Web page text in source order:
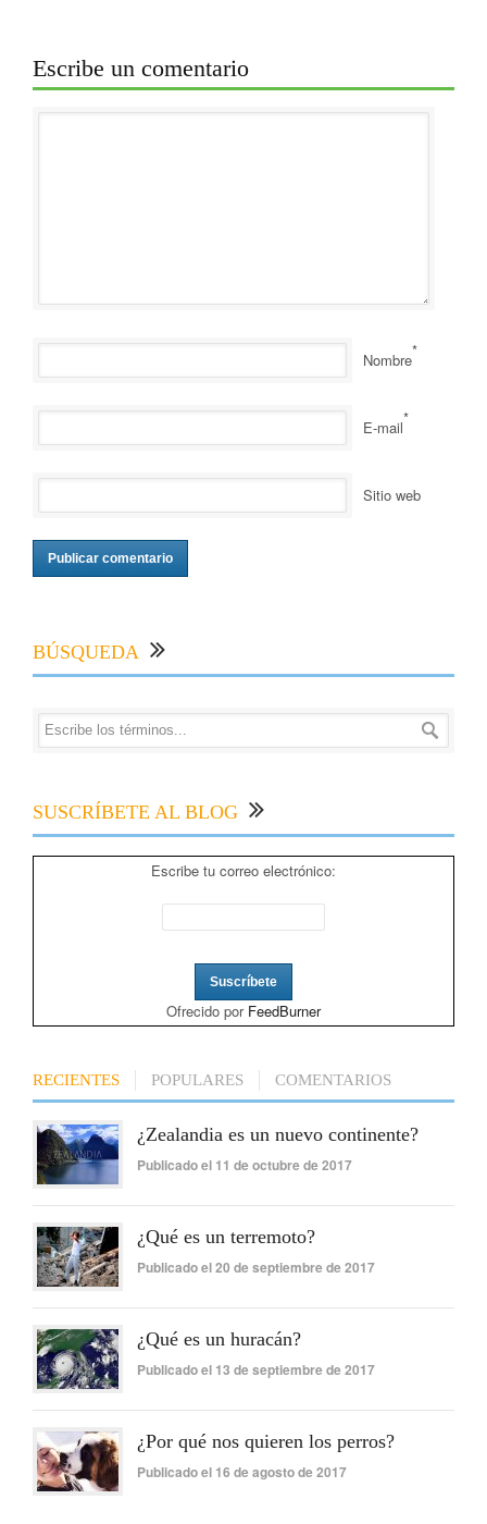
Escribe un comentario
Nombre*
E-mail*
Sitio web
BÚSQUEDA
SUSCRÍBETE AL BLOG
Escribe tu correo electrónico:
Ofrecido por FeedBurner
RECIENTES POPULARES COMENTARIOS
¿Zealandia es un nuevo continente?
Publicado el 11 de octubre de 2017
¿Qué es un terremoto?
Publicado el 20 de septiembre de 2017
¿Qué es un huracán?
Publicado el 13 de septiembre de 2017
¿Por qué nos quieren los perros?
Publicado el 16 de agosto de 2017